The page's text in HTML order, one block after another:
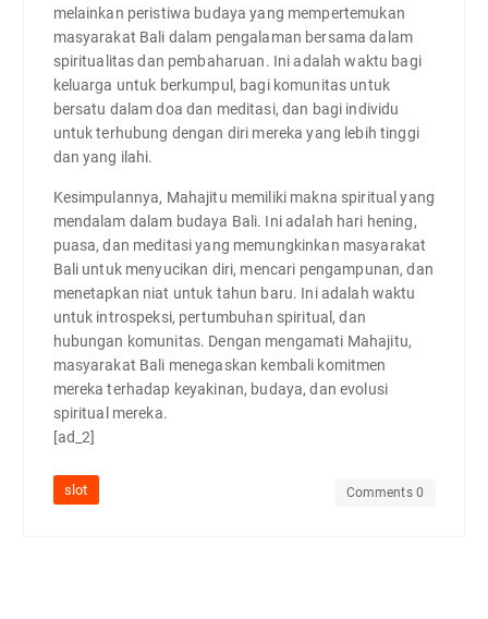
melainkan peristiwa budaya yang mempertemukan
masyarakat Bali dalam pengalaman bersama dalam
spiritualitas dan pembaharuan. Ini adalah waktu bagi
keluarga untuk berkumpul, bagi komunitas untuk
bersatu dalam doa dan meditasi, dan bagi individu
untuk terhubung dengan diri mereka yang lebih tinggi
dan yang ilahi.
Kesimpulannya, Mahajitu memiliki makna spiritual yang
mendalam dalam budaya Bali. Ini adalah hari hening,
puasa, dan meditasi yang memungkinkan masyarakat
Bali untuk menyucikan diri, mencari pengampunan, dan
menetapkan niat untuk tahun baru. Ini adalah waktu
untuk introspeksi, pertumbuhan spiritual, dan
hubungan komunitas. Dengan mengamati Mahajitu,
masyarakat Bali menegaskan kembali komitmen
mereka terhadap keyakinan, budaya, dan evolusi
spiritual mereka.
[ad_2]
slot Comments 0